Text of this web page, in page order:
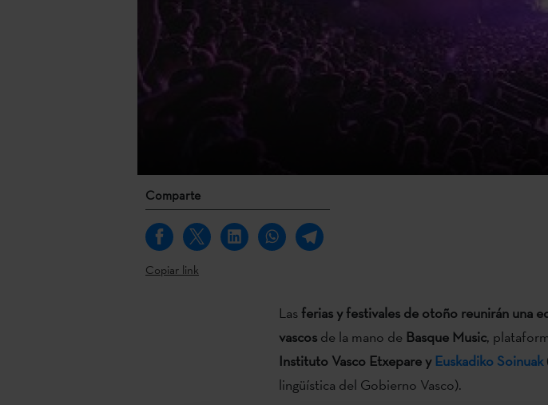
Comparte
Copiar link
Lasferias y festivales de otoño reunirán una
vascosde la mano de Basque Music,
Instituto Vasco Etxepare y Euskadiko Soinuak
lingüística del Gobierno Vasco).